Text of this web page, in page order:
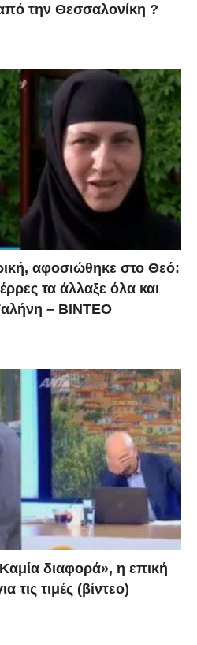
την Θεσσαλονίκη ?
αφοσιώθηκε στο Θεό:
τα άλλαξε όλα και
– ΒΙΝΤΕΟ
διαφορά», η επική
τις τιμές (βίντεο)